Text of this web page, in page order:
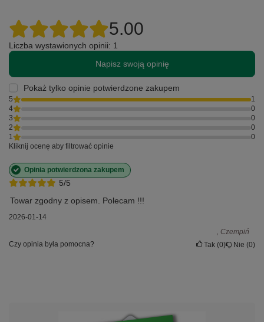
5.00
Liczba wystawionych opinii: 1
Napisz swoją opinię
Pokaż tylko opinie potwierdzone zakupem
5
1
4
0
3
0
2
0
1
0
Kliknij ocenę aby filtrować opinie
5/5
Opinia potwierdzona zakupem
Towar zgodny z opisem. Polecam !!!
2026-01-14
, Czempiń
Czy opinia była pomocna?
Tak 0 Nie 0